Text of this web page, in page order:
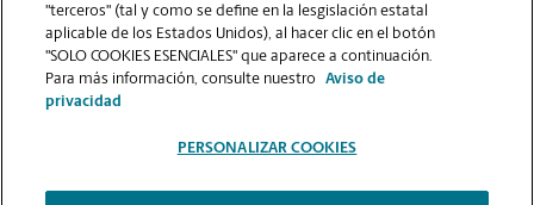
VER LA PÁGINA DE LA TIENDA
"terceros" (tal y como se define en la lesgislación estatal
aplicable de los Estados Unidos), al hacer clic en el botón
"SOLO COOKIES ESENCIALES" que aparece a continuación.
Para más información, consulte nuestro
Aviso de
privacidad
PERSONALIZAR COOKIES